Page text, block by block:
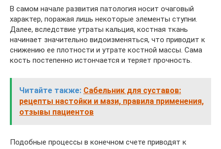
В самом начале развития патология носит очаговый
характер, поражая лишь некоторые элементы ступни.
Далее, вследствие утраты кальция, костная ткань
начинает значительно видоизменяться, что приводит к
снижению ее плотности и утрате костной массы. Сама
кость постепенно истончается и теряет прочность.
Читайте также: Сабельник для суставов:
рецепты настойки и мази, правила применения,
отзывы пациентов
Подобные процессы в конечном счете приводят к